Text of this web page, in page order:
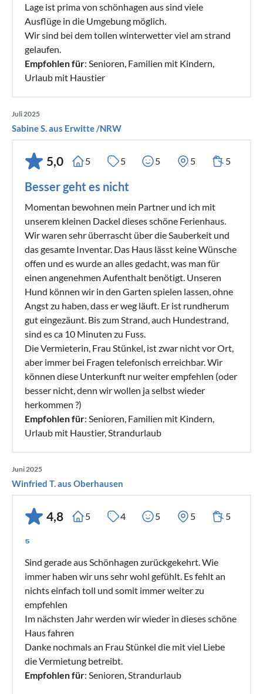
Lage ist prima von schönhagen aus sind viele
Ausflüge in die Umgebung möglich.
Wir sind bei dem tollen winterwetter viel am strand
gelaufen.
Empfohlen für: Senioren, Familien mit Kindern,
Urlaub mit Haustier
Juli 2025
Sabine S. aus Erwitte /NRW
5,0 5 5 5 5 5
Besser geht es nicht
Momentan bewohnen mein Partner und ich mit
unserem kleinen Dackel dieses schöne Ferienhaus.
Wir waren sehr überrascht über die Sauberkeit und
das gesamte Inventar. Das Haus lässt keine Wünsche
offen und es wurde an alles gedacht, was man für
einen angenehmen Aufenthalt benötigt. Unseren
Hund können wir in den Garten spielen lassen, ohne
Angst zu haben, dass er weg läuft. Er ist rundherum
gut eingezäunt. Bis zum Strand, auch Hundestrand,
sind es ca 10 Minuten zu Fuss.
Die Vermieterin, Frau Stünkel, ist zwar nicht vor Ort,
aber immer bei Fragen telefonisch erreichbar. Wir
können diese Unterkunft nur weiter empfehlen (oder
besser nicht, denn wir wollen ja selbst wieder
herkommen ?)
Empfohlen für: Senioren, Familien mit Kindern,
Urlaub mit Haustier, Strandurlaub
Juni 2025
Winfried T. aus Oberhausen
4,8 5 4 5 5 5
⁵
Sind gerade aus Schönhagen zurückgekehrt. Wie
immer haben wir uns sehr wohl gefühlt. Es fehlt an
nichts einfach toll und somit immer weiter zu
empfehlen
Im nächsten Jahr werden wir wieder in dieses schöne
Haus fahren
Danke nochmals an Frau Stünkel die mit viel Liebe
die Vermietung betreibt.
Empfohlen für: Senioren, Strandurlaub